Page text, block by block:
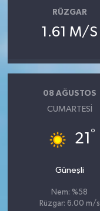
RÜZGAR
1.61 M/S
08 AĞUSTOS
CUMARTESI
21 °
Güneşli
Nem: %58
Rüzgar: 6.00 m/s